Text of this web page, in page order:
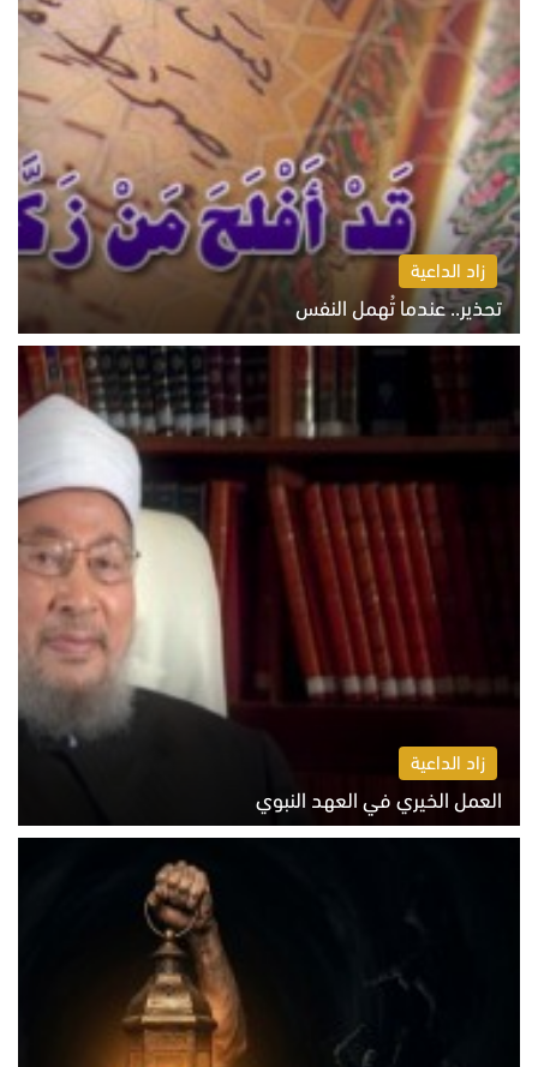
زاد الداعية
تحذير.. عندما تُهمل النفس
الاثنين 10 أغسطس 2026 11:11 ص
زاد الداعية
العمل الخيري في العهد النبوي
الاثنين 10 أغسطس 2026 10:55 ص